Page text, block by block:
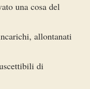
una cosa del
allontanati
di